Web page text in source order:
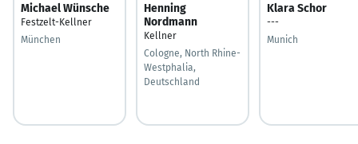
Michael Wünsche
Festzelt-Kellner
München
Henning
Nordmann
Kellner
Cologne, North Rhine-
Westphalia,
Deutschland
Klara Schor
---
Munich